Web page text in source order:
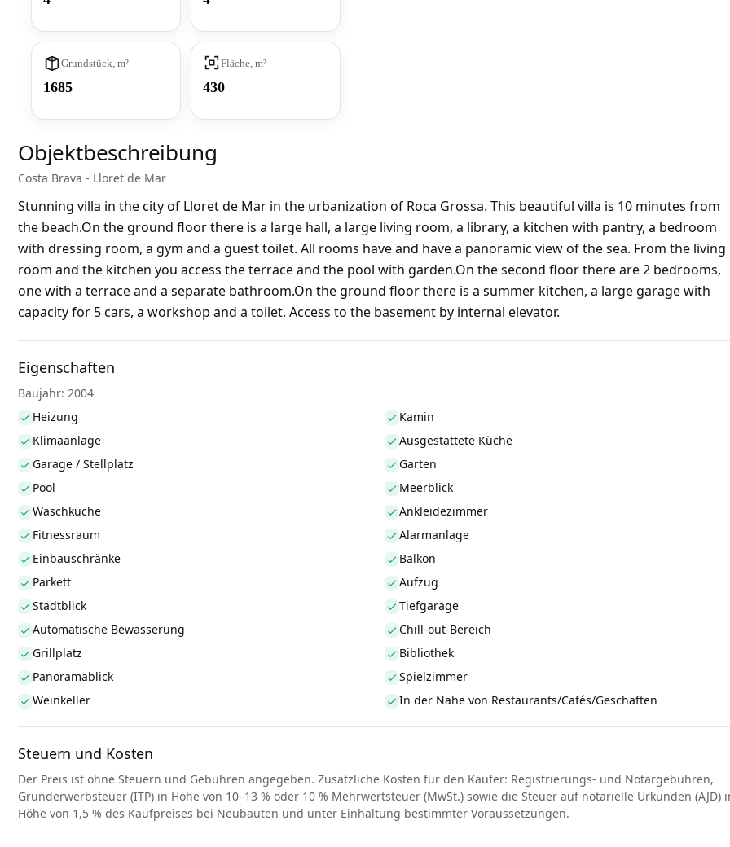
Grundstück, m²
1685
Fläche, m²
430
Objektbeschreibung
Costa Brava - Lloret de Mar
Stunning villa in the city of Lloret de Mar in the urbanization of Roca Grossa. This beautiful villa is 10 minutes from
the beach.On the ground floor there is a large hall, a large living room, a library, a kitchen with pantry, a bedroom
with dressing room, a gym and a guest toilet. All rooms have and have a panoramic view of the sea. From the living
room and the kitchen you access the terrace and the pool with garden.On the second floor there are 2 bedrooms,
one with a terrace and a separate bathroom.On the ground floor there is a summer kitchen, a large garage with
capacity for 5 cars, a workshop and a toilet. Access to the basement by internal elevator.
Eigenschaften
Baujahr: 2004
Heizung
Kamin
Klimaanlage
Ausgestattete Küche
Garage / Stellplatz
Garten
Pool
Meerblick
Waschküche
Ankleidezimmer
Fitnessraum
Alarmanlage
Einbauschränke
Balkon
Parkett
Aufzug
Stadtblick
Tiefgarage
Automatische Bewässerung
Chill-out-Bereich
Grillplatz
Bibliothek
Panoramablick
Spielzimmer
Weinkeller
In der Nähe von Restaurants/Cafés/Geschäften
Steuern und Kosten
Der Preis ist ohne Steuern und Gebühren angegeben. Zusätzliche Kosten für den Käufer: Registrierungs- und Notargebühren,
Grunderwerbsteuer (ITP) in Höhe von 10–13 % oder 10 % Mehrwertsteuer (MwSt.) sowie die Steuer auf notarielle Urkunden (AJD)
Höhe von 1,5 % des Kaufpreises bei Neubauten und unter Einhaltung bestimmter Voraussetzungen.